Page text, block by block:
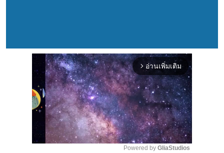
arrow_forward_ios อ่านเพิ่มเติม
Powered by GliaStudios